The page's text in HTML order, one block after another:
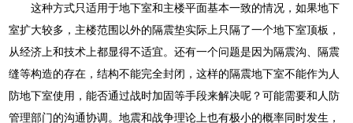
这种方式只适用于地下室和主楼平面基本一致的情况，如果地下
室扩大较多，主楼范围以外的隔震垫实际上只隔了一个地下室顶板，
从经济上和技术上都显得不适宜。还有一个问题是因为隔震沟、隔震
缝等构造的存在，结构不能完全封闭，这样的隔震地下室不能作为人
防地下室使用，能否通过战时加固等手段来解决呢？可能需要和人防
管理部门的沟通协调。地震和战争理论上也有极小的概率同时发生，